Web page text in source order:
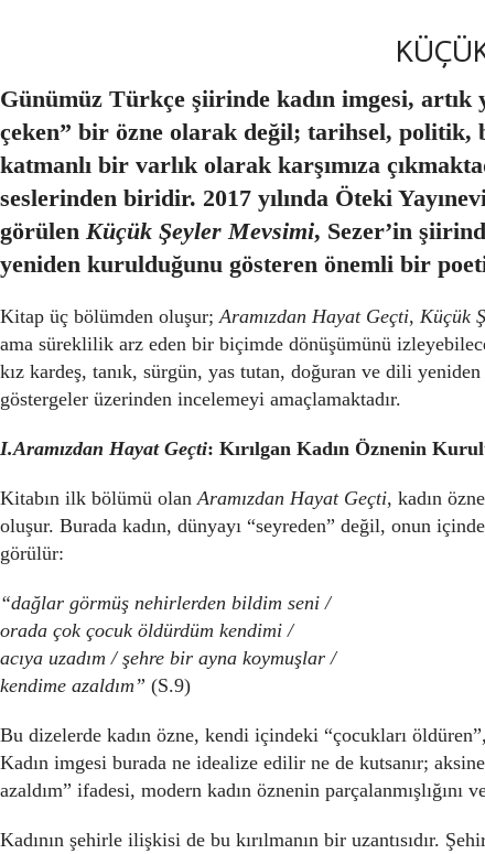
Günümüz Türkçe şiirinde kadın imgesi, artık
çeken” bir özne olarak değil; tarihsel, politik,
katmanlı bir varlık olarak karşımıza
seslerinden biridir. 2017 yılında Öteki
görülen Küçük Şeyler Mevsimi, Sezer’in
yeniden kurulduğunu gösteren önemli bir
Kitap üç bölümden oluşur; Aramızdan Hayat Geçti, Küçük
ama süreklilik arz eden bir biçimde dönüşümünü
kız kardeş, tanık, sürgün, yas tutan, doğuran ve dili
göstergeler üzerinden incelemeyi amaçlamaktadır.
I.Aramızdan Hayat Geçti: Kırılgan Kadın Öznenin
Kitabın ilk bölümü olan Aramızdan Hayat Geçti, kadın
oluşur. Burada kadın, dünyayı “seyreden” değil, onun
görülür:
“dağlar görmüş nehirlerden bildim seni /
orada çok çocuk öldürdüm kendimi /
acıya uzadım / şehre bir ayna koymuşlar /
kendime azaldım” (S.9)
Bu dizelerde kadın özne, kendi içindeki “çocukları
Kadın imgesi burada ne idealize edilir ne de kutsanır;
azaldım” ifadesi, modern kadın öznenin parçalanmışlığını
Kadının şehirle ilişkisi de bu kırılmanın bir uzantısıdır.